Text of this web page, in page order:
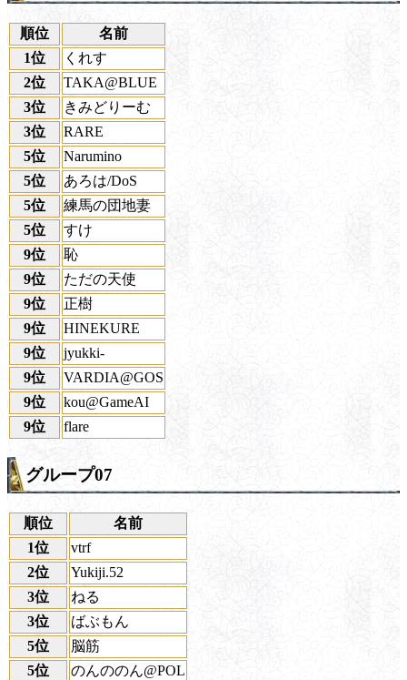
順位
名前
1位
くれす
2位
TAKA@BLUE
3位
きみどりーむ
3位
RARE
5位
Narumino
5位
あろは/DoS
5位
練馬の団地妻
5位
すけ
9位
恥
9位
ただの天使
9位
正樹
9位
HINEKURE
9位
jyukki-
9位
VARDIA@GOS
9位
kou@GameAI
9位
flare
グループ07
順位
名前
1位
vtrf
2位
Yukiji.52
3位
ねる
3位
ばぶもん
5位
脳筋
5位
のんののん@POL